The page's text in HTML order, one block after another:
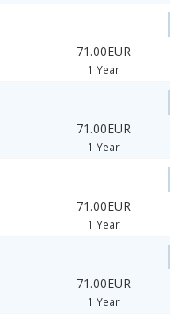
71.00EUR
1 Year
71.00EUR
1 Year
71.00EUR
1 Year
71.00EUR
1 Year